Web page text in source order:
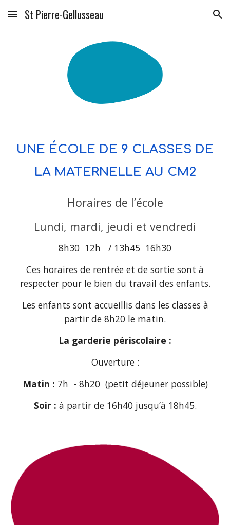
Skip to main content Skip to navigation
St Pierre-Gellusseau
UNE ÉCOLE DE 9 CLASSES DE
LA MATERNELLE AU CM2
Horaires de l’école
Lundi, mardi, jeudi et vendredi
8h30 12h / 13h45 16h30
Ces horaires de rentrée et de sortie sont à
respecter pour le bien du travail des enfants.
Les enfants sont accueillis dans les classes à
partir de 8h20 le matin.
La garderie périscolaire :
Ouverture :
Matin : 7h - 8h20 (petit déjeuner possible)
Soir : à partir de 16h40 jusqu’à 18h45.